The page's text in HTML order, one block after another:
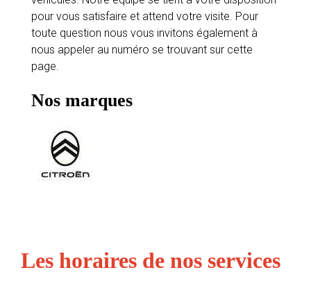
pour vous satisfaire et attend votre visite. Pour
toute question nous vous invitons également à
nous appeler au numéro se trouvant sur cette
page.
Nos marques
Les horaires de nos services